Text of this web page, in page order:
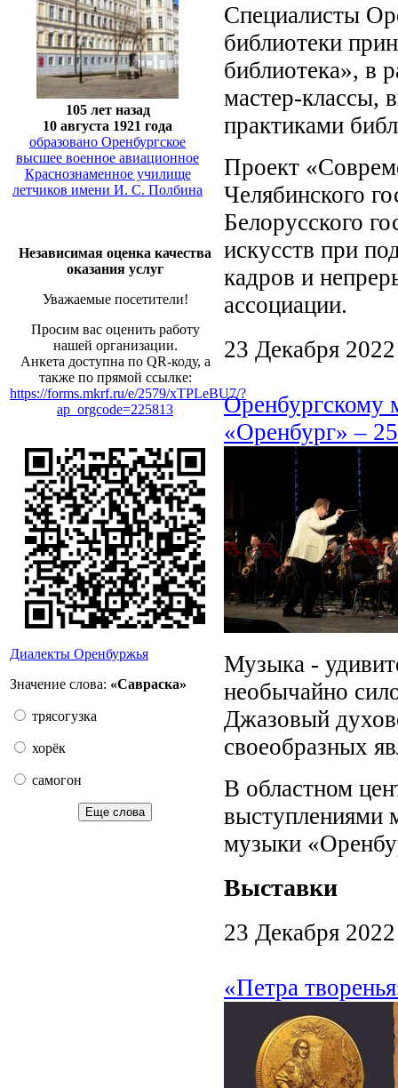
105 лет назад
10 августа 1921 года
образовано Оренбургское
высшее военное авиационное
Краснознаменное училище
летчиков имени И. С. Полбина
Независимая оценка качества
оказания услуг
Уважаемые посетители!
Просим вас оценить работу
нашей организации.
Анкета доступна по QR-коду, а
также по прямой ссылке:
https://forms.mkrf.ru/e/2579/xTPLeBU7/?
ap_orgcode=225813
Диалекты Оренбуржья
Значение слова: «Савраска»
трясогузка
хорёк
самогон
Еще слова
Специалисты
библиотеки
библиотека», в
мастер-классы,
практиками
Проект
Челябинского
Белорусского
искусств при
кадров и
ассоциации.
23 Декабря 2022
Оренбургскому
«Оренбург» –
Музыка -
необычайно
Джазовый
своеобразных
В областном
выступлениями
музыки
Выставки
23 Декабря
«Петра